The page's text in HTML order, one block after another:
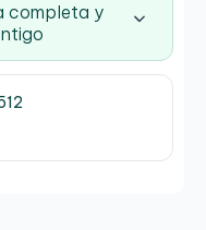
completa y